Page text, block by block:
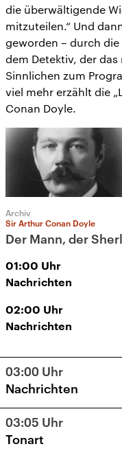
die überwältigende
mitzuteilen.“ Und
geworden – durch
dem Detektiv, der
Sinnlichen zum
viel mehr erzählt die
Conan Doyle.
Archiv
Sir Arthur Conan Doyle
Der Mann, der
01:00 Uhr
Nachrichten
02:00 Uhr
Nachrichten
03:00 Uhr
Nachrichten
03:05 Uhr
Tonart